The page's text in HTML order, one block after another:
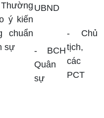
ý kiến
chuẩn
sự
UBND
- BCH
Quân
sự
- Chủ
tịch,
các
PCT